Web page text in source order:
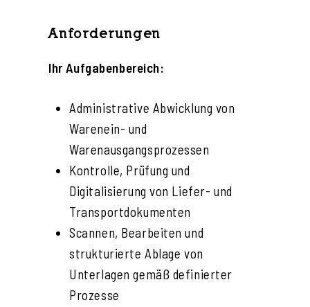
Anforderungen
Ihr Aufgabenbereich:
Administrative Abwicklung von
Warenein- und
Warenausgangsprozessen
Kontrolle, Prüfung und
Digitalisierung von Liefer- und
Transportdokumenten
Scannen, Bearbeiten und
strukturierte Ablage von
Unterlagen gemäß definierter
Prozesse